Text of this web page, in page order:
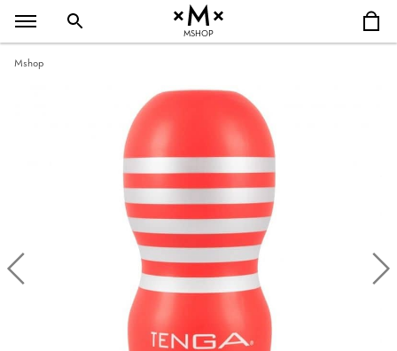
MSHOP
Mshop